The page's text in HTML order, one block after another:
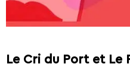
Le Cri du Port et Le